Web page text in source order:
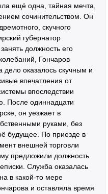
ещё одна, тайная мечта,
сочинительством. Он
скучного
губернатор
должность его
Гончаров
оказалось скучным и
впечатления от
впоследствии
После одиннадцати
он уезжает в
руками, без
будущее. По приезде в
внешней торговли
предложили должность
Служба оказалась
в какой-то мере
и оставляла время